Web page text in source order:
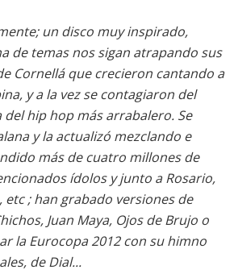
un disco muy inspirado,
de temas nos sigan atrapando sus
Cornellá que crecieron cantando a
y a la vez se contagiaron del
hip hop más arrabalero. Se
y la actualizó mezclando e
más de cuatro millones de
ídolos y junto a Rosario,
etc ; han grabado versiones de
Juan Maya, Ojos de Brujo o
la Eurocopa 2012 con su himno
de Dial...